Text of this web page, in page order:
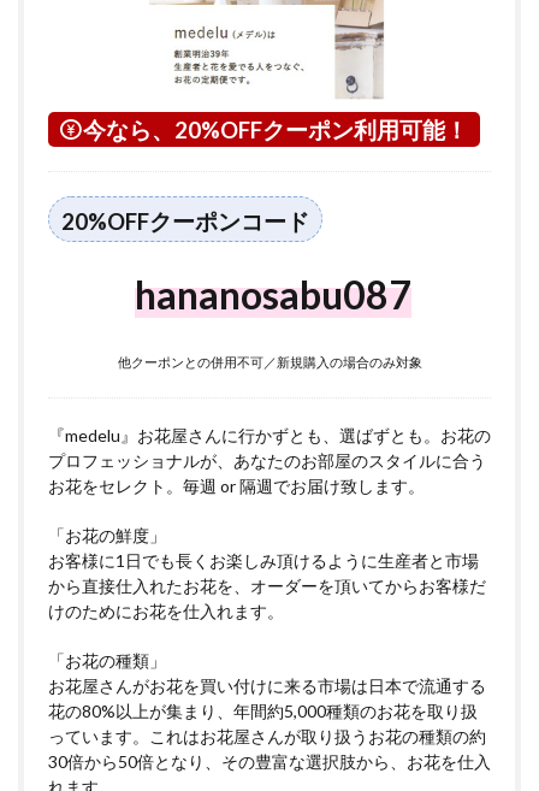
便サ
ービ
は？
4
京都
今なら、20%OFFクーポン利用可能！
20%OFFクーポンコード
hananosabu087
他クーポンとの併用不可／新規購入の場合のみ対象
『medelu』お花屋さんに行かずとも、選ばずとも。お花の
プロフェッショナルが、あなたのお部屋のスタイルに合う
お花をセレクト。毎週 or 隔週でお届け致します。
「お花の鮮度」
お客様に1日でも長くお楽しみ頂けるように生産者と市場
から直接仕入れたお花を、オーダーを頂いてからお客様だ
けのためにお花を仕入れます。
「お花の種類」
お花屋さんがお花を買い付けに来る市場は日本で流通する
花の80%以上が集まり、年間約5,000種類のお花を取り扱
っています。これはお花屋さんが取り扱うお花の種類の約
30倍から50倍となり、その豊富な選択肢から、お花を仕入